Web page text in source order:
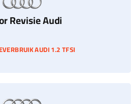
Revisie Audi
AUDI 1.2 TFSI